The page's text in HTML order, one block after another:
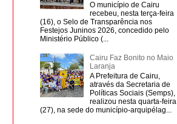
O município de Cairu
recebeu, nesta terça-feira
(16), o Selo de Transparência nos
Festejos Juninos 2026, concedido pelo
Ministério Público (...
Cairu Faz Bonito no Maio
Laranja
A Prefeitura de Cairu,
através da Secretaria de
Políticas Sociais (Semps),
realizou nesta quarta-feira
(27), na sede do município-arquipélag...